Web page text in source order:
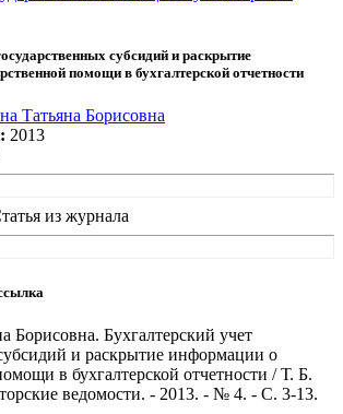
субсидий и раскрытие
помощи в бухгалтерской отчетности
Татьяна Борисовна
2013
из журнала
Борисовна. Бухгалтерский учет
и раскрытие информации о
в бухгалтерской отчетности / Т. Б.
ведомости. - 2013. - № 4. - С. 3-13.